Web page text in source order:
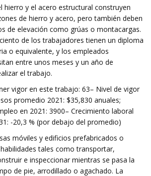
hierro y el acero estructural construyen
de hierro y acero, pero también deben
de elevación como grúas o montacargas.
de los trabajadores tienen un diploma
o equivalente, y los empleados
entre unos meses y un año de
el trabajo.
vigor en este trabajo: 63– Nivel de vigor
promedio 2021: $35,830 anuales;
en 2021: 3900– Crecimiento laboral
-20,3 % (por debajo del promedio)
móviles y edificios prefabricados o
tales como transportar,
e inspeccionar mientras se pasa la
de pie, arrodillado o agachado. La